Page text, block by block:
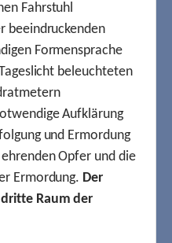
Fahrstuhl
beeindruckenden
Formensprache
beleuchteten
Aufklärung
und Ermordung
Opfer und die
Ermordung. Der
Raum der